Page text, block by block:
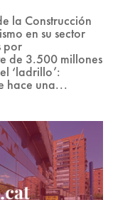
la Construcción
en su sector
por
de 3.500 millones
‘ladrillo’:
hace una...